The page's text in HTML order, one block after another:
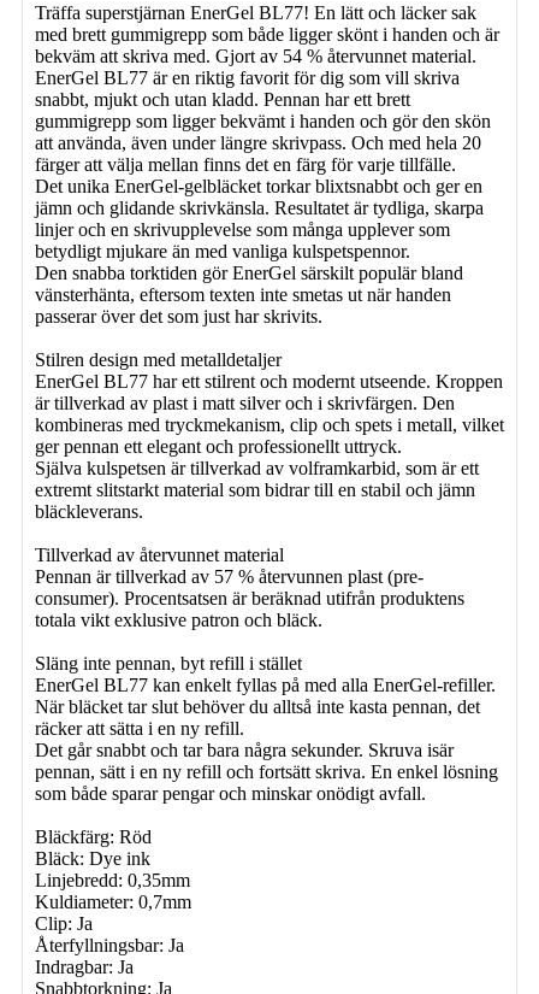
Träffa superstjärnan EnerGel BL77! En lätt och läcker sak
med brett gummigrepp som både ligger skönt i handen och är
bekväm att skriva med. Gjort av 54 % återvunnet material.
EnerGel BL77 är en riktig favorit för dig som vill skriva
snabbt, mjukt och utan kladd. Pennan har ett brett
gummigrepp som ligger bekvämt i handen och gör den skön
att använda, även under längre skrivpass. Och med hela 20
färger att välja mellan finns det en färg för varje tillfälle.
Det unika EnerGel-gelbläcket torkar blixtsnabbt och ger en
jämn och glidande skrivkänsla. Resultatet är tydliga, skarpa
linjer och en skrivupplevelse som många upplever som
betydligt mjukare än med vanliga kulspetspennor.
Den snabba torktiden gör EnerGel särskilt populär bland
vänsterhänta, eftersom texten inte smetas ut när handen
passerar över det som just har skrivits.
Stilren design med metalldetaljer
EnerGel BL77 har ett stilrent och modernt utseende. Kroppen
är tillverkad av plast i matt silver och i skrivfärgen. Den
kombineras med tryckmekanism, clip och spets i metall, vilket
ger pennan ett elegant och professionellt uttryck.
Själva kulspetsen är tillverkad av volframkarbid, som är ett
extremt slitstarkt material som bidrar till en stabil och jämn
bläckleverans.
Tillverkad av återvunnet material
Pennan är tillverkad av 57 % återvunnen plast (pre-
consumer). Procentsatsen är beräknad utifrån produktens
totala vikt exklusive patron och bläck.
Släng inte pennan, byt refill i stället
EnerGel BL77 kan enkelt fyllas på med alla EnerGel-refiller.
När bläcket tar slut behöver du alltså inte kasta pennan, det
räcker att sätta i en ny refill.
Det går snabbt och tar bara några sekunder. Skruva isär
pennan, sätt i en ny refill och fortsätt skriva. En enkel lösning
som både sparar pengar och minskar onödigt avfall.
Bläckfärg: Röd
Bläck: Dye ink
Linjebredd: 0,35mm
Kuldiameter: 0,7mm
Clip: Ja
Återfyllningsbar: Ja
Indragbar: Ja
Snabbtorkning: Ja